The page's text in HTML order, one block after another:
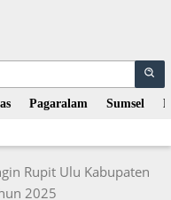
Pagaralam Sumsel
Rupit Ulu Kabupaten
2025